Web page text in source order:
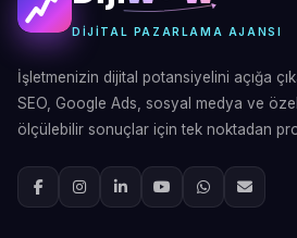
DIJITAL PAZARLAMA AJANSI
İşletmenizin dijital potansiyelini açığa
SEO, Google Ads, sosyal medya ve
ölçülebilir sonuçlar için tek noktadan